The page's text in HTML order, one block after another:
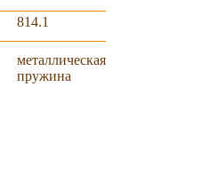
814.1
металлическая
пружина